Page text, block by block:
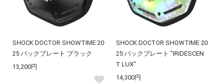
SHOCK DOCTOR SHOWTIME 20
25 バックプレート ブラック
13,200円
SHOCK DOCTOR SHOWTIME 20
25 バックプレート "IRIDESCEN
T LUX"
14,300円